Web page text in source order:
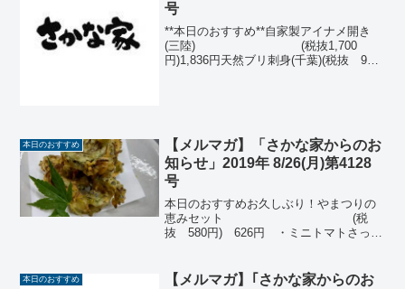
号
**本日のおすすめ**自家製アイナメ開き
(三陸) (税抜1,700
円)1,836円天然ブリ刺身(千葉)(税抜 900
本日のおすすめ
【メルマガ】「さかな家からのお
知らせ」2019年 8/26(月)第4128
号
本日のおすすめお久しぶり！やまつりの
恵みセット (税
抜 580円) 626円 ・ミニトマトさっと
円天然鮎の塩焼(神通川)(税抜 800...
本日のおすすめ
【メルマガ】｢さかな家からのお